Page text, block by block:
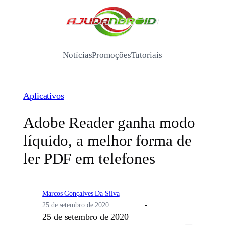
/
NotíciasPromoçõesTutoriais
Aplicativos
Adobe Reader ganha modo
líquido, a melhor forma de
ler PDF em telefones
Marcos Gonçalves Da Silva
25 de setembro de 2020
25 de setembro de 2020